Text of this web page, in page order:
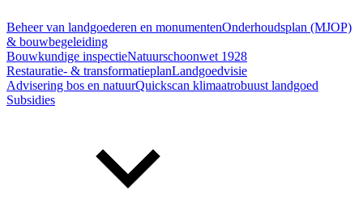
Beheer van landgoederen en monumentenOnderhoudsplan (MJOP)
& bouwbegeleiding
Bouwkundige inspectieNatuurschoonwet 1928
Restauratie- & transformatieplanLandgoedvisie
Advisering bos en natuurQuickscan klimaatrobuust landgoed
Subsidies